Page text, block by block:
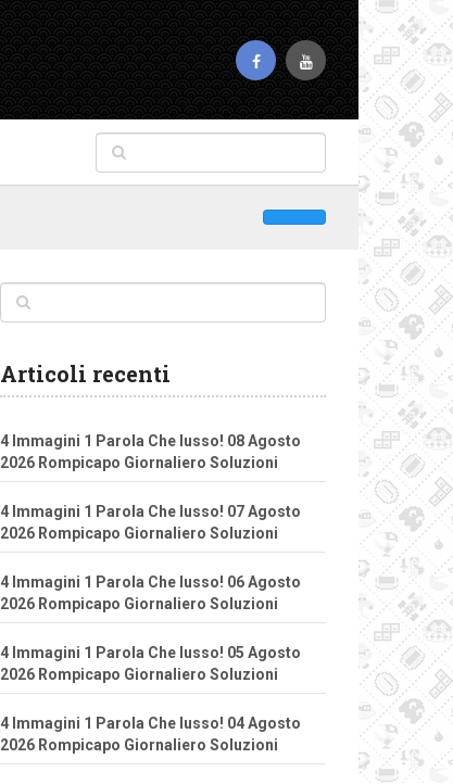
Articoli recenti
4 Immagini 1 Parola Che lusso! 08 Agosto
2026 Rompicapo Giornaliero Soluzioni
4 Immagini 1 Parola Che lusso! 07 Agosto
2026 Rompicapo Giornaliero Soluzioni
4 Immagini 1 Parola Che lusso! 06 Agosto
2026 Rompicapo Giornaliero Soluzioni
4 Immagini 1 Parola Che lusso! 05 Agosto
2026 Rompicapo Giornaliero Soluzioni
4 Immagini 1 Parola Che lusso! 04 Agosto
2026 Rompicapo Giornaliero Soluzioni